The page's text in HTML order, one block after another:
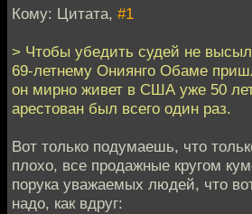
Кому: Цитата, #1
> Чтобы убедить судей не
69-летнему Ониянго Обаме
он мирно живет в США уже 50
арестован был всего один раз.
Вот только подумаешь, что
плохо, все продажные кругом
порука уважаемых людей, что
надо, как вдруг: